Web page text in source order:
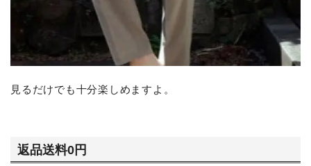
見るだけでも十分楽しめますよ。
返品送料0円